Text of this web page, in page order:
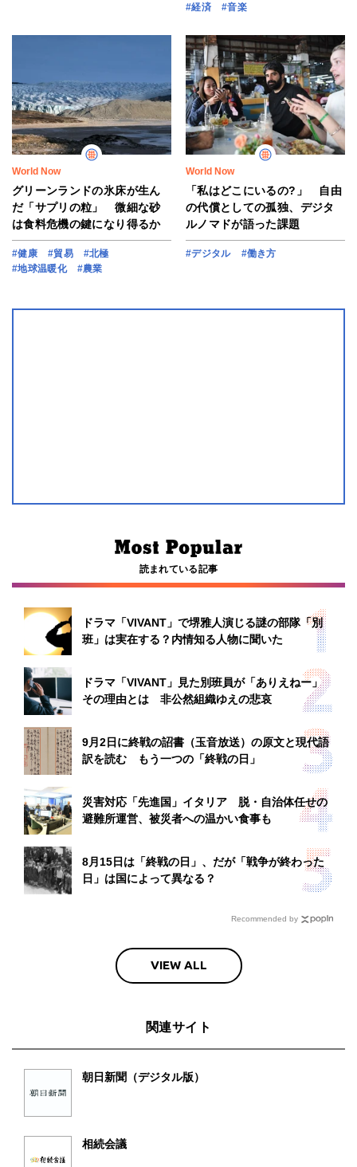
#経済
#音楽
World Now
グリーンランドの氷床が生ん
だ「サプリの粒」 微細な砂
は食料危機の鍵になり得るか
#健康 #貿易
#北極
#地球温暖化
#農業
World Now
「私はどこにいるの?」 自由
の代償としての孤独、デジタ
ルノマドが語った課題
#デジタル #働き方
読まれている記事
ドラマ「VIVANT」で堺雅人演じる謎の部隊「別
班」は実在する？内情知る人物に聞いた
ドラマ「VIVANT」見た別班員が「ありえねー」
その理由とは 非公然組織ゆえの悲哀
9月2日に終戦の詔書（玉音放送）の原文と現代語
訳を読む もう一つの「終戦の日」
災害対応「先進国」イタリア 脱・自治体任せの
避難所運営、被災者への温かい食事も
8月15日は「終戦の日」、だが「戦争が終わった
日」は国によって異なる？
Recommended by
VIEW ALL
関連サイト
朝日新聞（デジタル版）
相続会議